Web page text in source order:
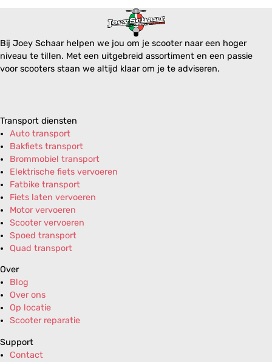
Bij Joey Schaar helpen we jou om je scooter naar een hoger
niveau te tillen. Met een uitgebreid assortiment en een passie
voor scooters staan we altijd klaar om je te adviseren.
Transport diensten
Auto transport
Bakfiets transport
Brommobiel transport
Elektrische fiets vervoeren
Fatbike transport
Fiets laten vervoeren
Motor vervoeren
Scooter vervoeren
Spoed transport
Quad transport
Over
Blog
Over ons
Op locatie
Scooter reparatie
Support
Contact